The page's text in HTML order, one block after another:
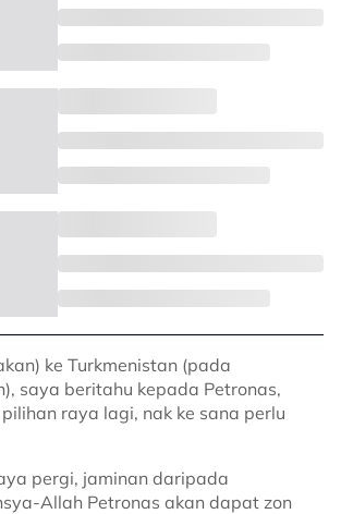
ke Turkmenistan (pada
saya beritahu kepada Petronas,
pilihan raya lagi, nak ke sana perlu
pergi, jaminan daripada
Allah Petronas akan dapat zon